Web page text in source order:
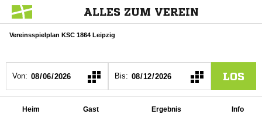
ALLES ZUM VEREIN
Vereinsspielplan KSC 1864 Leipzig
Von: Bis: LOS
Heim Gast Ergebnis Info